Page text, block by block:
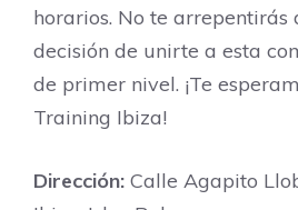
horarios. No te arrepentirás
decisión de unirte a esta
de primer nivel. ¡Te
Training Ibiza!
Dirección: Calle Agapito